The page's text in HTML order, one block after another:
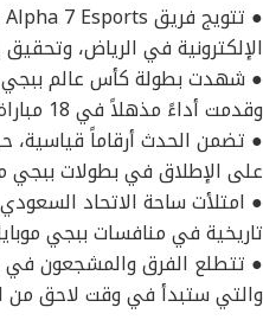
الإلكترونية في الرياض،
وقدمت أداءً مذهلاً في 18 مباراة
على الإطلاق في بطولات ببجي
● امتلأت ساحة الاتحاد
تاريخية في منافسات ببجي
● تتطلع الفرق والمشجعون في
والتي ستبدأ في وقت لاحق من